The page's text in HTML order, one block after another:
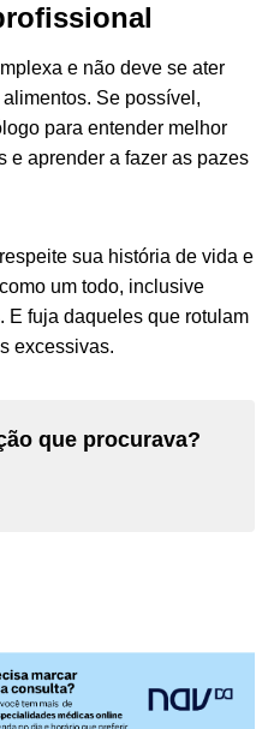
e não deve se ater
Se possível,
para entender melhor
e aprender a fazer as pazes
sua história de vida e
um todo, inclusive
E fuja daqueles que rotulam
excessivas.
que procurava?